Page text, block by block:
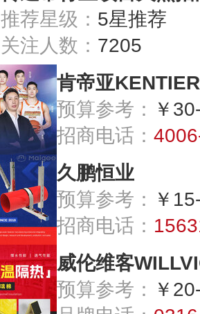
推荐星级： 5星推荐
关注人数： 7205
肯帝亚KENTIER
预算参考：
￥
招商电话：
久鹏恒业
预算参考：
￥
招商电话：
威伦维客
预算参考：
￥